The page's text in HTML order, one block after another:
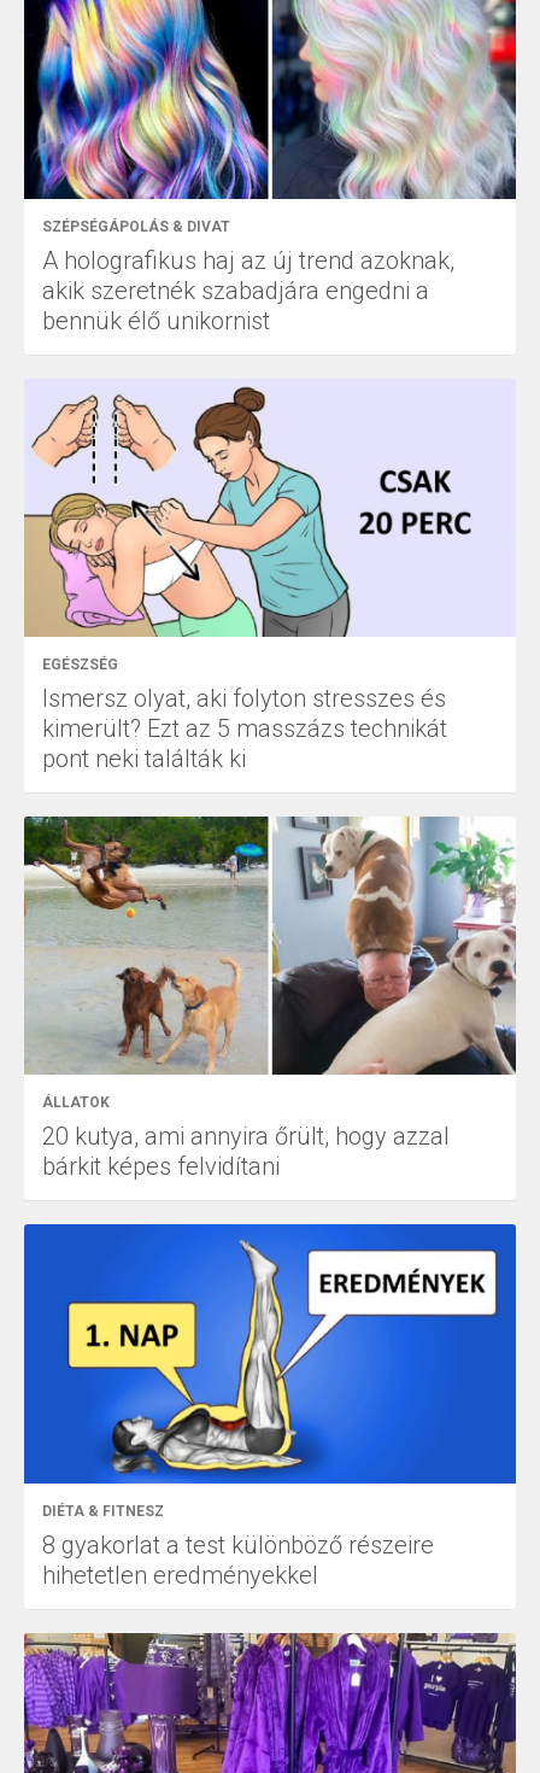
SZÉPSÉGÁPOLÁS & DIVAT
A holografikus haj az új trend azoknak,
akik szeretnék szabadjára engedni a
bennük élő unikornist
EGÉSZSÉG
Ismersz olyat, aki folyton stresszes és
kimerült? Ezt az 5 masszázs technikát
pont neki találták ki
ÁLLATOK
20 kutya, ami annyira őrült, hogy azzal
bárkit képes felvidítani
DIÉTA & FITNESZ
8 gyakorlat a test különböző részeire
hihetetlen eredményekkel